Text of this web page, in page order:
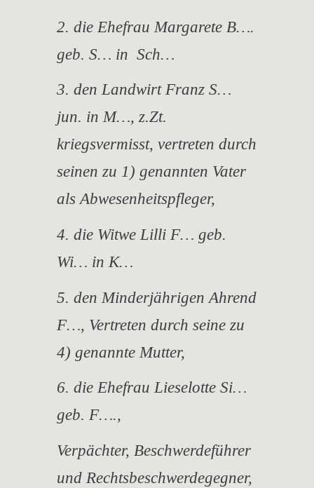
2. die Ehefrau Margarete B….
geb. S… in Sch…
3. den Landwirt Franz S…
jun. in M…, z.Zt.
kriegsvermisst, vertreten durch
seinen zu 1) genannten Vater
als Abwesenheitspfleger,
4. die Witwe Lilli F… geb.
Wi… in K…
5. den Minderjährigen Ahrend
F…, Vertreten durch seine zu
4) genannte Mutter,
6. die Ehefrau Lieselotte Si…
geb. F….,
Verpächter, Beschwerdeführer
und Rechtsbeschwerdegegner,